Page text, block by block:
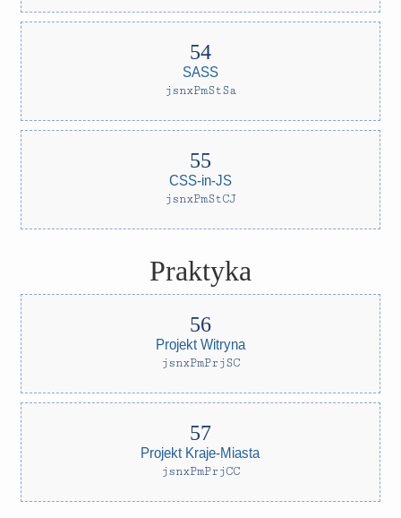
SASS
jsnxPmStSa
CSS-in-JS
jsnxPmStCJ
Praktyka
Projekt Witryna
jsnxPmPrjSC
Projekt Kraje-Miasta
jsnxPmPrjCC